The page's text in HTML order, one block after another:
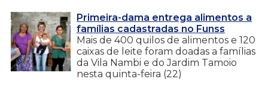
Primeira-dama entrega alimentos a
famílias cadastradas no Funss
Mais de 400 quilos de alimentos e 120
caixas de leite foram doadas a famílias
da Vila Nambi e do Jardim Tamoio
nesta quinta-feira (22)